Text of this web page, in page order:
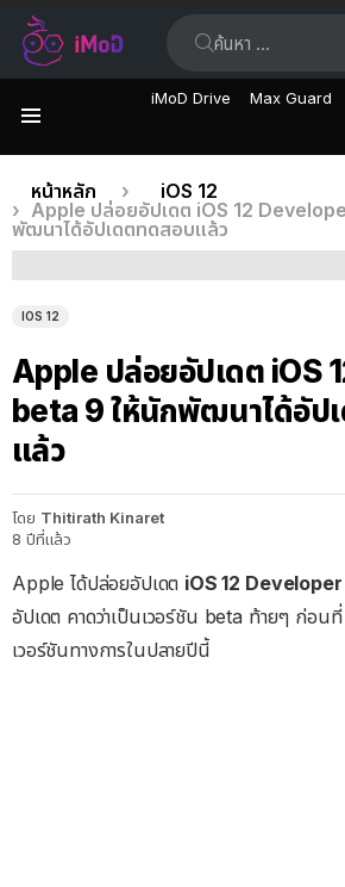
iMoD Drive Max Guard
เรื่อง
ล่าสุด
คุณอยู่ที่นี่:
หน้าหลัก
iOS 12
Apple ปล่อยอัปเดต iOS 12
พัฒนาได้อัปเดตทดสอบแล้ว
IOS 12
Apple ปล่อยอัปเดต iOS
beta 9 ให้นักพัฒนาได้อัป
แล้ว
โดย Thitirath Kinaret
8 ปีที่แล้ว
Apple ได้ปล่อยอัปเดต iOS 12
อัปเดต คาดว่าเป็นเวอร์ชัน beta ท้ายๆ ก่อน
เวอร์ชันทางการในปลายปีนี้